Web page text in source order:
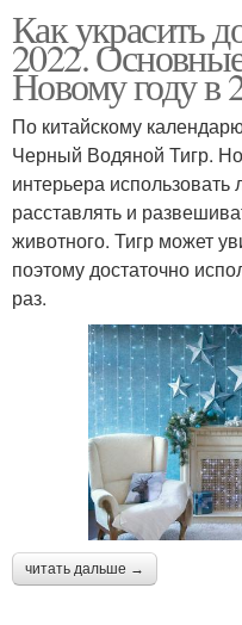
Как украсить
2022.
Новому году в
По китайскому
Черный Водяной Тигр.
интерьера
расставлять и
животного. Тигр может
поэтому достаточно
раз.
читать дальше →